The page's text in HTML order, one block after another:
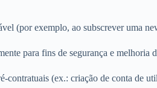
(por exemplo, ao subscrever uma
para fins de segurança e melhoria
contratuais (ex.: criação de conta de